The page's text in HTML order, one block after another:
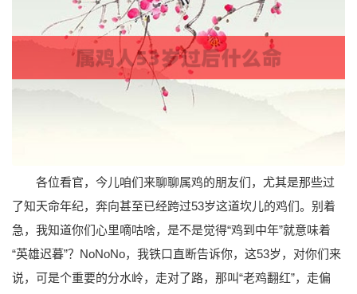
各位看官，今儿咱们来聊聊属鸡的朋友们，尤其是那些过
了知天命年纪，奔向甚至已经跨过53岁这道坎儿的鸡们。别着
急，我知道你们心里嘀咕啥，是不是觉得“鸡到中年”就意味着
“英雄迟暮”？NoNoNo，我铁口直断告诉你，这53岁，对你们来
说，可是个重要的分水岭，走对了路，那叫“老鸡翻红”，走偏